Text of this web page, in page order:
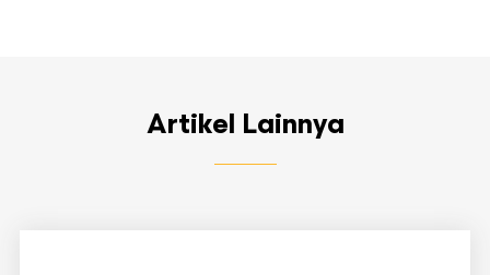
Artikel Lainnya